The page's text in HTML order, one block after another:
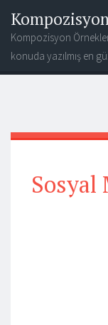
Kompozisyon
konuda yazılmış en
Sosyal